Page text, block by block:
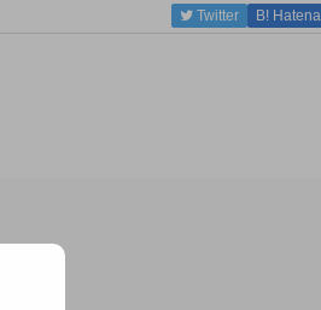
Twitter B! Hatena